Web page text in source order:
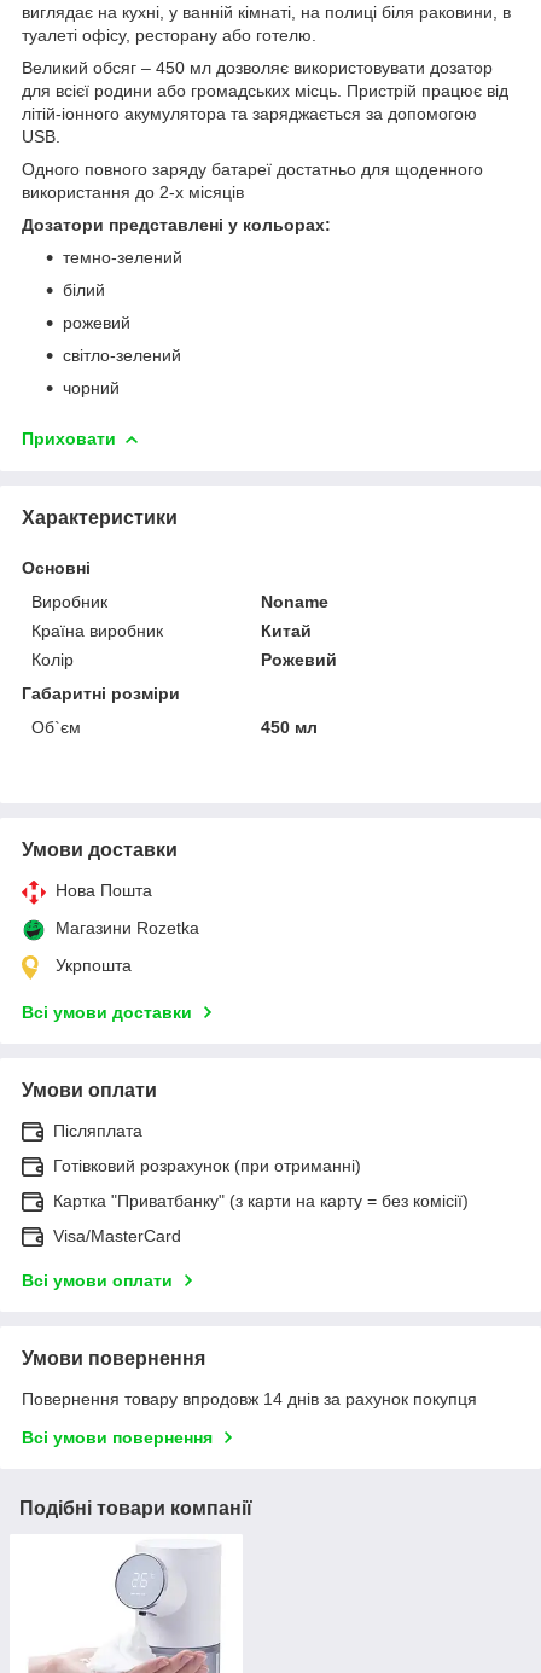
виглядає на кухні, у ванній кімнаті, на полиці біля раковини, в
туалеті офісу, ресторану або готелю.
Великий обсяг – 450 мл дозволяє використовувати дозатор
для всієї родини або громадських місць. Пристрій працює від
літій-іонного акумулятора та заряджається за допомогою
USB.
Одного повного заряду батареї достатньо для щоденного
використання до 2-х місяців
Дозатори представлені у кольорах:
темно-зелений
білий
рожевий
світло-зелений
чорний
Приховати
Характеристики
Основні
Виробник
Noname
Країна виробник
Китай
Колір
Рожевий
Габаритні розміри
Об`єм
450 мл
Умови доставки
Нова Пошта
Магазини Rozetka
Укрпошта
Всі умови доставки
Умови оплати
Післяплата
Готівковий розрахунок (при отриманні)
Картка "Приватбанку" (з карти на карту = без комісії)
Visa/MasterCard
Всі умови оплати
Умови повернення
Повернення товару впродовж 14 днів за рахунок покупця
Всі умови повернення
Подібні товари компанії